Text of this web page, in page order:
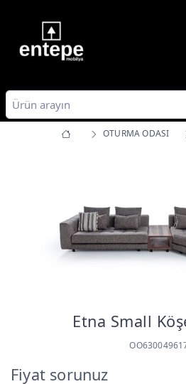
OTURMA ODASI
Etna Small
Fiyat sorunuz